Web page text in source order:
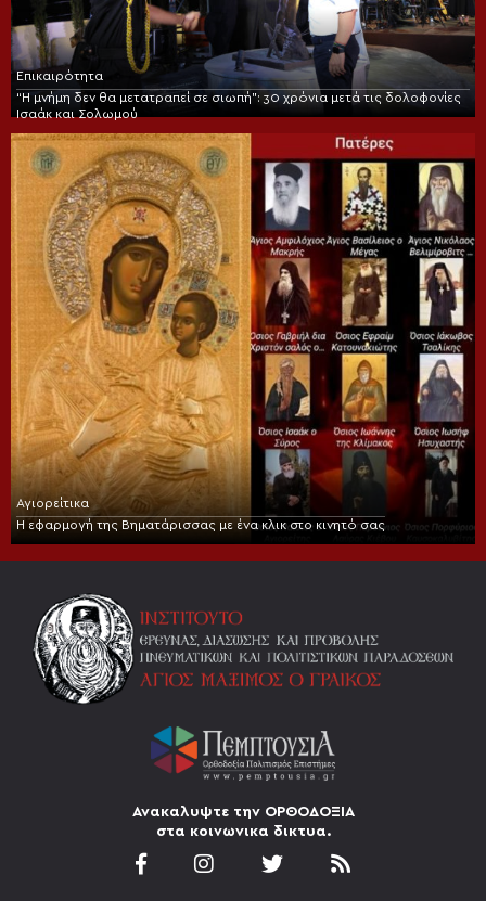
Επικαιρότητα
“Η μνήμη δεν θα μετατραπεί σε σιωπή”: 30 χρόνια μετά τις δολοφονίες
Ισαάκ και Σολωμού
Αγιορείτικα
Η εφαρμογή της Βηματάρισσας με ένα κλικ στο κινητό σας
Ανακαλυψτε την ΟΡΘΟΔΟΞΙΑ
στα κοινωνικα δικτυα.